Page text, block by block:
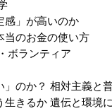
感」が高いのか
当のお金の使い方
ボランティア
」のか？ 相対主義と
生きるか 遺伝と環境